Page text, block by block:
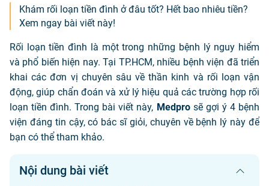
Khám rối loạn tiền đình ở đâu tốt? Hết bao nhiêu tiền?
Xem ngay bài viết này!
Rối loạn tiền đình là một trong những bệnh lý nguy hiểm
và phổ biến hiện nay. Tại TP.HCM, nhiều bệnh viện đã triển
khai các đơn vị chuyên sâu về thần kinh và rối loạn vận
động, giúp chẩn đoán và xử lý hiệu quả các trường hợp rối
loạn tiền đình. Trong bài viết này, Medprosẽ gợi ý 4 bệnh
viện đáng tin cậy, có bác sĩ giỏi, chuyên về bệnh lý này để
bạn có thể tham khảo.
Nội dung bài viết